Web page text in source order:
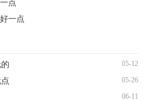
点
一点
05-12
05-26
06-11